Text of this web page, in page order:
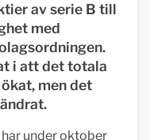
av serie B till
med
i att det totala
men det
under oktober